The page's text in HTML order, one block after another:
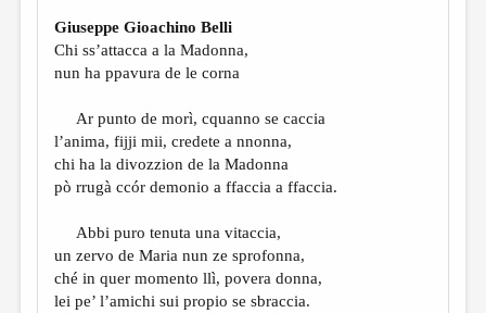
КОЛОНКА РЕДАКТОРА
РЕДКОЛЛЕГИЯ
ОТ РЕДАКЦИИ
МАЛАЯ ПРОЗА
ЭССЕИСТИКА
ЛИТЕРАТУРОВЕДЕНИЕ
КУЛЬТУРОВЕДЕНИЕ
ПУБЛИЦИСТИКА
Giuseppe Gioachino Belli
Chi ss’attacca a la Madonna,
nun ha ppavura de le corna
Ar punto de morì, cquanno se caccia
l’anima, fijji mii, credete a nnonna,
chi ha la divozzion de la Madonna
pò rrugà ccór demonio a ffaccia a ffaccia.
Abbi puro tenuta una vitaccia,
un zervo de Maria nun ze sprofonna,
ché in quer momento llì, povera donna,
lei pe’ l’amichi sui propio se sbraccia.